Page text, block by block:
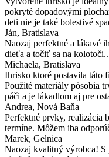
pokryté dopadovými
deti nie je také bolestivé
Ján, Bratislava
Naozaj perfektné a lákavé
dieťa a točiť sa na
Michaela, Bratislava
Ihrisko ktoré postavila táto
Použité materiály pôsobia
páči a je lákadlom aj pre
Andrea, Nová Baňa
Perfektné prvky, realizácia
termíne. Môžem iba
Marek, Gelnica
Naozaj kvalitný výrobca! S